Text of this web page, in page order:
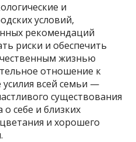
и
условий,
рекомендаций
риски и обеспечить
жизнью
отношение к
всей семьи —
существования
о себе и близких
и хорошего